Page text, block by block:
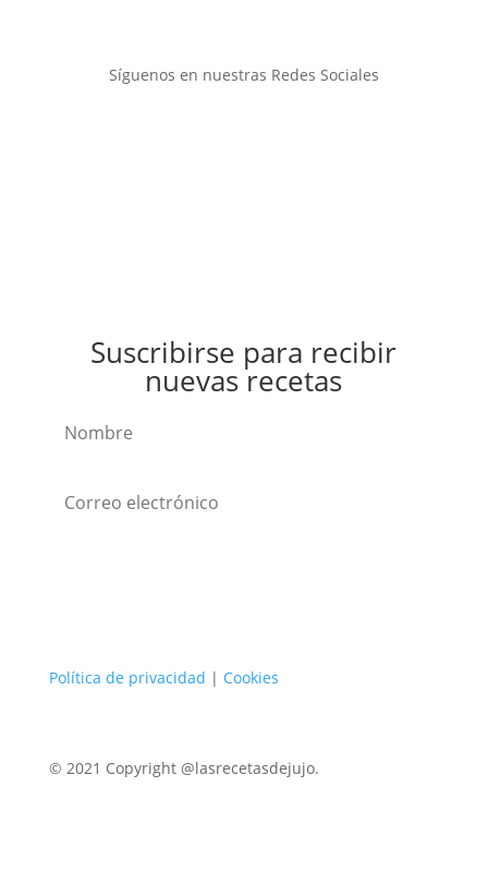
Síguenos en nuestras Redes Sociales
Suscribirse para recibir
nuevas recetas
Política de privacidad | Cookies
© 2021 Copyright @lasrecetasdejujo.